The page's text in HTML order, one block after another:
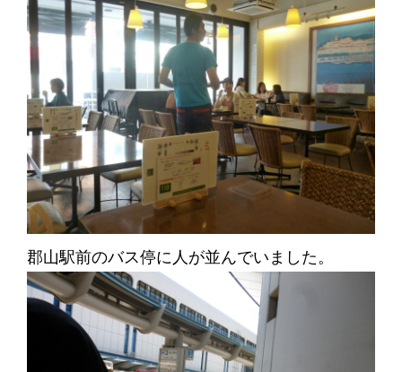
郡山駅前のバス停に人が並んでいました。